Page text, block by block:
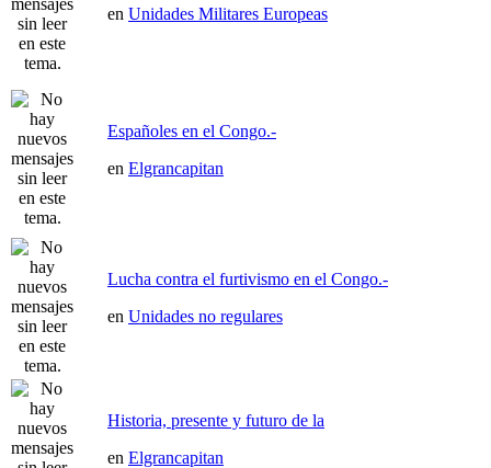
en Unidades Militares Europeas
Españoles en el Congo.-
en Elgrancapitan
Lucha contra el furtivismo en el Congo.-
en Unidades no regulares
Historia, presente y futuro de la
en Elgrancapitan